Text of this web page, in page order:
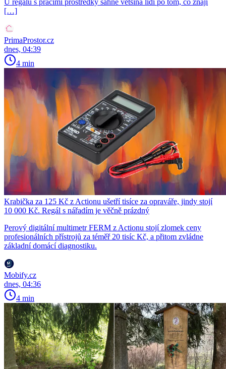
[…]
PrimaProstor.cz
dnes, 04:39
4 min
Krabička za 125 Kč z Actionu ušetří tisíce za opraváře, jindy stojí
10 000 Kč. Regál s nářadím je věčně prázdný
Perový digitální multimetr FERM z Actionu stojí zlomek ceny
profesionálních přístrojů za téměř 20 tisíc Kč, a přitom zvládne
základní domácí diagnostiku.
Mobify.cz
dnes, 04:36
4 min